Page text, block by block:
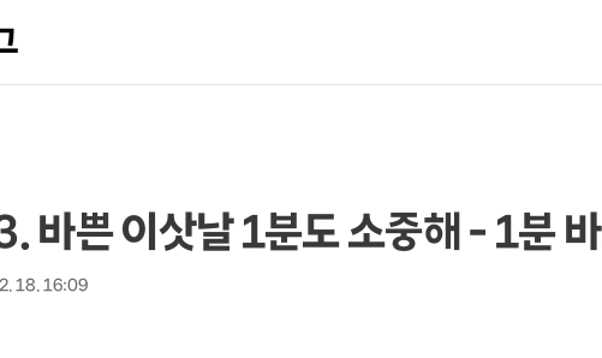
바쁜 이삿날 1분도 소중해 - 1분
18. 16:09